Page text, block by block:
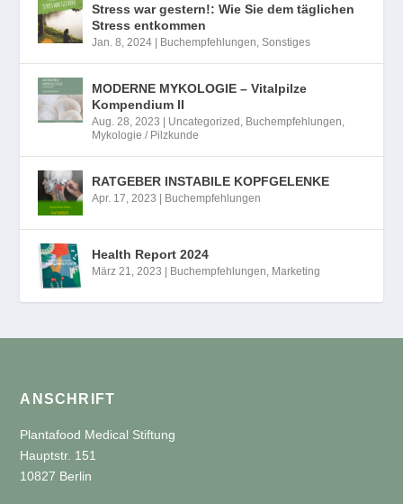
Stress war gestern!: Wie Sie dem täglichen
Stress entkommen
Jan. 8, 2024 | Buchempfehlungen ,Sonstiges
MODERNE MYKOLOGIE – Vitalpilze
Kompendium II
Aug. 28, 2023 | Uncategorized Buchempfehlungen
Mykologie / Pilzkunde
RATGEBER INSTABILE KOPFGELENKE
Apr. 17, 2023 | Buchempfehlungen
Health Report 2024
März 21, 2023 | Buchempfehlungen Marketing
ANSCHRIFT
Plantafood Medical Stiftung
Hauptstr. 151
10827 Berlin